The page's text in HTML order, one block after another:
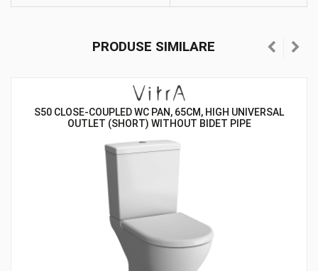
PRODUSE SIMILARE
S50 CLOSE-COUPLED WC PAN, 65CM, HIGH UNIVERSAL
OUTLET (SHORT) WITHOUT BIDET PIPE